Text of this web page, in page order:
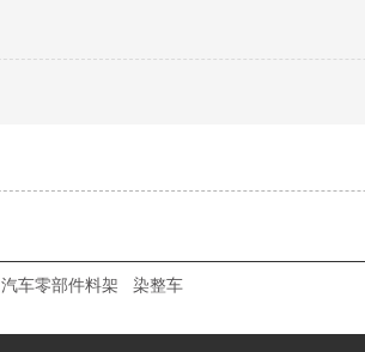
汽车零部件料架 染整车